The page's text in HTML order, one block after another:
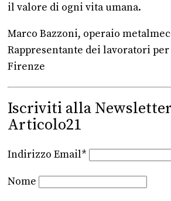
il valore di ogni vita umana.
Marco Bazzoni, operaio
Rappresentante dei lavoratori
Firenze
Iscriviti alla
Articolo21
Indirizzo Email*
Nome